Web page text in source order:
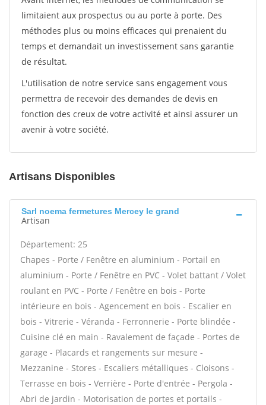
limitaient aux prospectus ou au porte à porte. Des
méthodes plus ou moins efficaces qui prenaient du
temps et demandait un investissement sans garantie
de résultat.
L'utilisation de notre service sans engagement vous
permettra de recevoir des demandes de devis en
fonction des creux de votre activité et ainsi assurer un
avenir à votre société.
Artisans Disponibles
Sarl noema fermetures Mercey le grand
Artisan
Département: 25
Chapes - Porte / Fenêtre en aluminium - Portail en
aluminium - Porte / Fenêtre en PVC - Volet battant / Volet
roulant en PVC - Porte / Fenêtre en bois - Porte
intérieure en bois - Agencement en bois - Escalier en
bois - Vitrerie - Véranda - Ferronnerie - Porte blindée -
Cuisine clé en main - Ravalement de façade - Portes de
garage - Placards et rangements sur mesure -
Mezzanine - Stores - Escaliers métalliques - Cloisons -
Terrasse en bois - Verrière - Porte d'entrée - Pergola -
Abri de jardin - Motorisation de portes et portails -